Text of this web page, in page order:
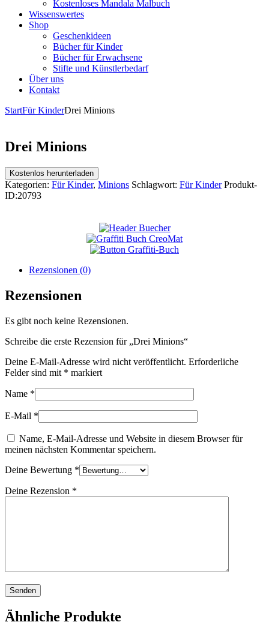
Kostenloses Mandala Malbuch
Wissenswertes
Shop
Geschenkideen
Bücher für Kinder
Bücher für Erwachsene
Stifte und Künstlerbedarf
Über uns
Kontakt
StartFür KinderDrei Minions
Drei Minions
Kostenlos herunterladen
Kategorien: Für Kinder, Minions Schlagwort: Für Kinder Produkt-
ID:20793
Rezensionen (0)
Rezensionen
Es gibt noch keine Rezensionen.
Schreibe die erste Rezension für „Drei Minions“
Deine E-Mail-Adresse wird nicht veröffentlicht. Erforderliche
Felder sind mit * markiert
Name *
E-Mail *
Name, E-Mail-Adresse und Website in diesem Browser für
meinen nächsten Kommentar speichern.
Deine Bewertung *
Deine Rezension *
Ähnliche Produkte